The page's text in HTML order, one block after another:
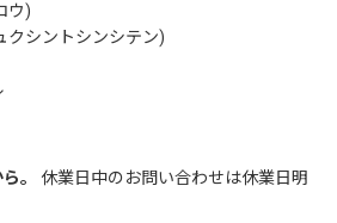
ウ)
クシントシンシテン)
。
休業日中のお問い合わせは休業日明